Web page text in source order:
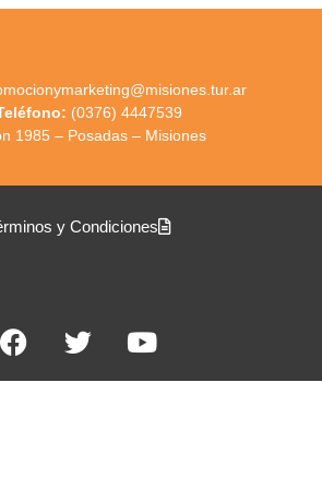
(0376) 4447539
1985 – Posadas – Misiones
y Condiciones